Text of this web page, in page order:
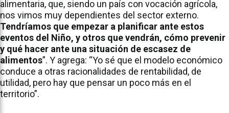
alimentaria, que, siendo un país con vocación agrícola,
nos vimos muy dependientes del sector externo.
Tendríamos que empezar a planificar ante estos
eventos del Niño, y otros que vendrán, cómo prevenir
y qué hacer ante una situación de escasez de
alimentos”. Y agrega: “Yo sé que el modelo económico
conduce a otras racionalidades de rentabilidad, de
utilidad, pero hay que pensar un poco más en el
territorio”.